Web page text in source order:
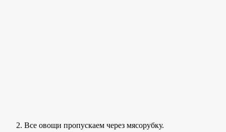
Все овощи пропускаем через мясорубку.